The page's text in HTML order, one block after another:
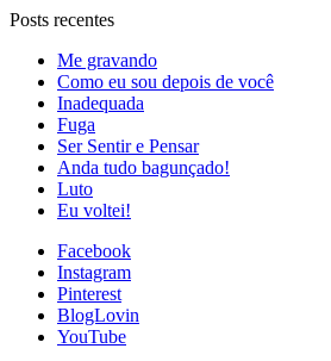
Posts recentes
Me gravando
Como eu sou depois de você
Inadequada
Fuga
Ser Sentir e Pensar
Anda tudo bagunçado!
Luto
Eu voltei!
Facebook
Instagram
Pinterest
BlogLovin
YouTube